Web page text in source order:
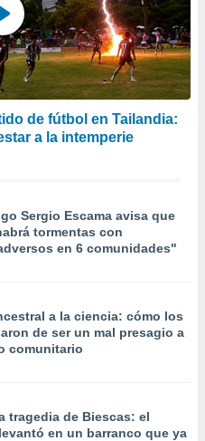
de fútbol en Tailandia:
a la intemperie
Sergio Escama avisa que
tormentas con
en 6 comunidades"
a la ciencia: cómo los
de ser un mal presagio a
comunitario
tragedia de Biescas: el
en un barranco que ya